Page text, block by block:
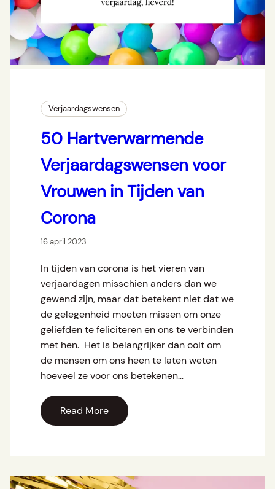
Verjaardagswensen
50 Hartverwarmende
Verjaardagswensen voor
Vrouwen in Tijden van
Corona
16 april 2023
In tijden van corona is het vieren van
verjaardagen misschien anders dan we
gewend zijn, maar dat betekent niet dat we
de gelegenheid moeten missen om onze
geliefden te feliciteren en ons te verbinden
met hen. Het is belangrijker dan ooit om
de mensen om ons heen te laten weten
hoeveel ze voor ons betekenen…
Read More